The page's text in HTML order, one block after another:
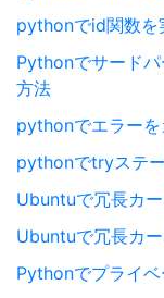
pythonでid関数を
Pythonでサード
方法
pythonでエラー
pythonでtryステ
Ubuntuで冗長カ
Ubuntuで冗長カ
Pythonでプライ